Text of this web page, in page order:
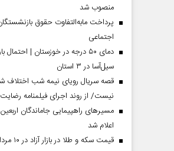
منصوب شد
پرداخت مابه‌التفاوت حقوق
اجتماعی
دمای ۵۰ درجه در خوزستان |
سیل‌آسا در ۳ استان
قصه سریال رویای نیمه شب اختلاف
نیست/ از روند اجرای فیلمنامه رضایت
مسیر‌های راهپیمایی جاماندگان اربعین
اعلام شد
قیمت سکه و طلا در بازار آزاد در ۱۰ مرداد ۱۴۰۵
صفحات نخست روزنامه ها‌ی‌سه‌شنبه ۶